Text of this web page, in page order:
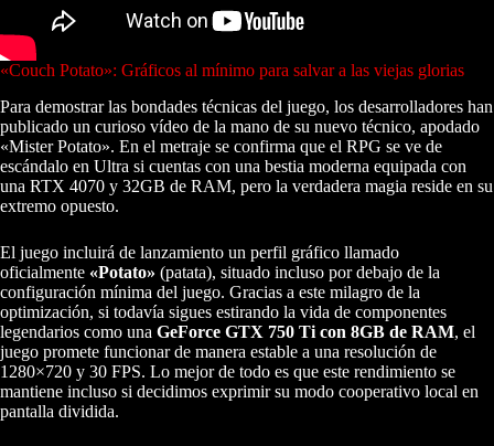
«Couch Potato»: Gráficos al mínimo para salvar a las viejas glorias
Para demostrar las bondades técnicas del juego, los desarrolladores han
publicado un curioso vídeo de la mano de su nuevo técnico, apodado
«Mister Potato». En el metraje se confirma que el RPG se ve de
escándalo en Ultra si cuentas con una bestia moderna equipada con
una RTX 4070 y 32GB de RAM, pero la verdadera magia reside en su
extremo opuesto.
El juego incluirá de lanzamiento un perfil gráfico llamado
oficialmente «Potato» (patata), situado incluso por debajo de la
configuración mínima del juego. Gracias a este milagro de la
optimización, si todavía sigues estirando la vida de componentes
legendarios como una GeForce GTX 750 Ti con 8GB de RAM, el
juego promete funcionar de manera estable a una resolución de
1280×720 y 30 FPS. Lo mejor de todo es que este rendimiento se
mantiene incluso si decidimos exprimir su modo cooperativo local en
pantalla dividida.